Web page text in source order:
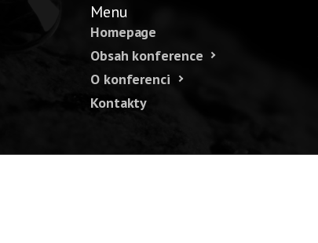
Menu
Homepage
Obsah konference
O konferenci
Kontakty